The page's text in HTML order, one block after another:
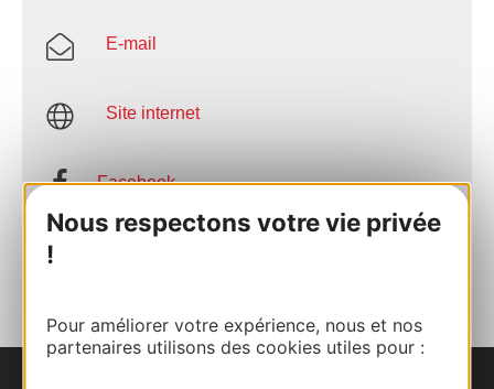
Nous respectons votre vie privée
!
Pour améliorer votre expérience, nous et nos
partenaires utilisons des cookies utiles pour :
E-mail
Site internet
Facebook